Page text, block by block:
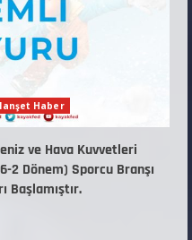
Haber
ve Hava Kuvvetleri
2 Dönem) Sporcu Branşı
Başlamıştır.